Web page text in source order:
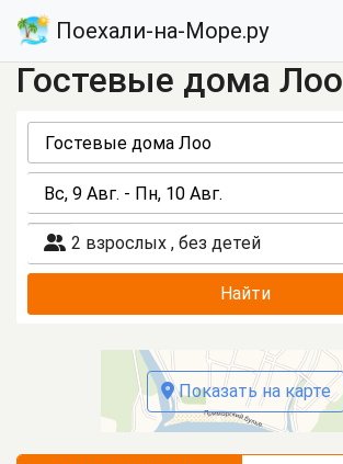
Поехали-на-Море.ру
Гостевые дома Лоо
2 взрослых , без детей
Найти
Показать на карте